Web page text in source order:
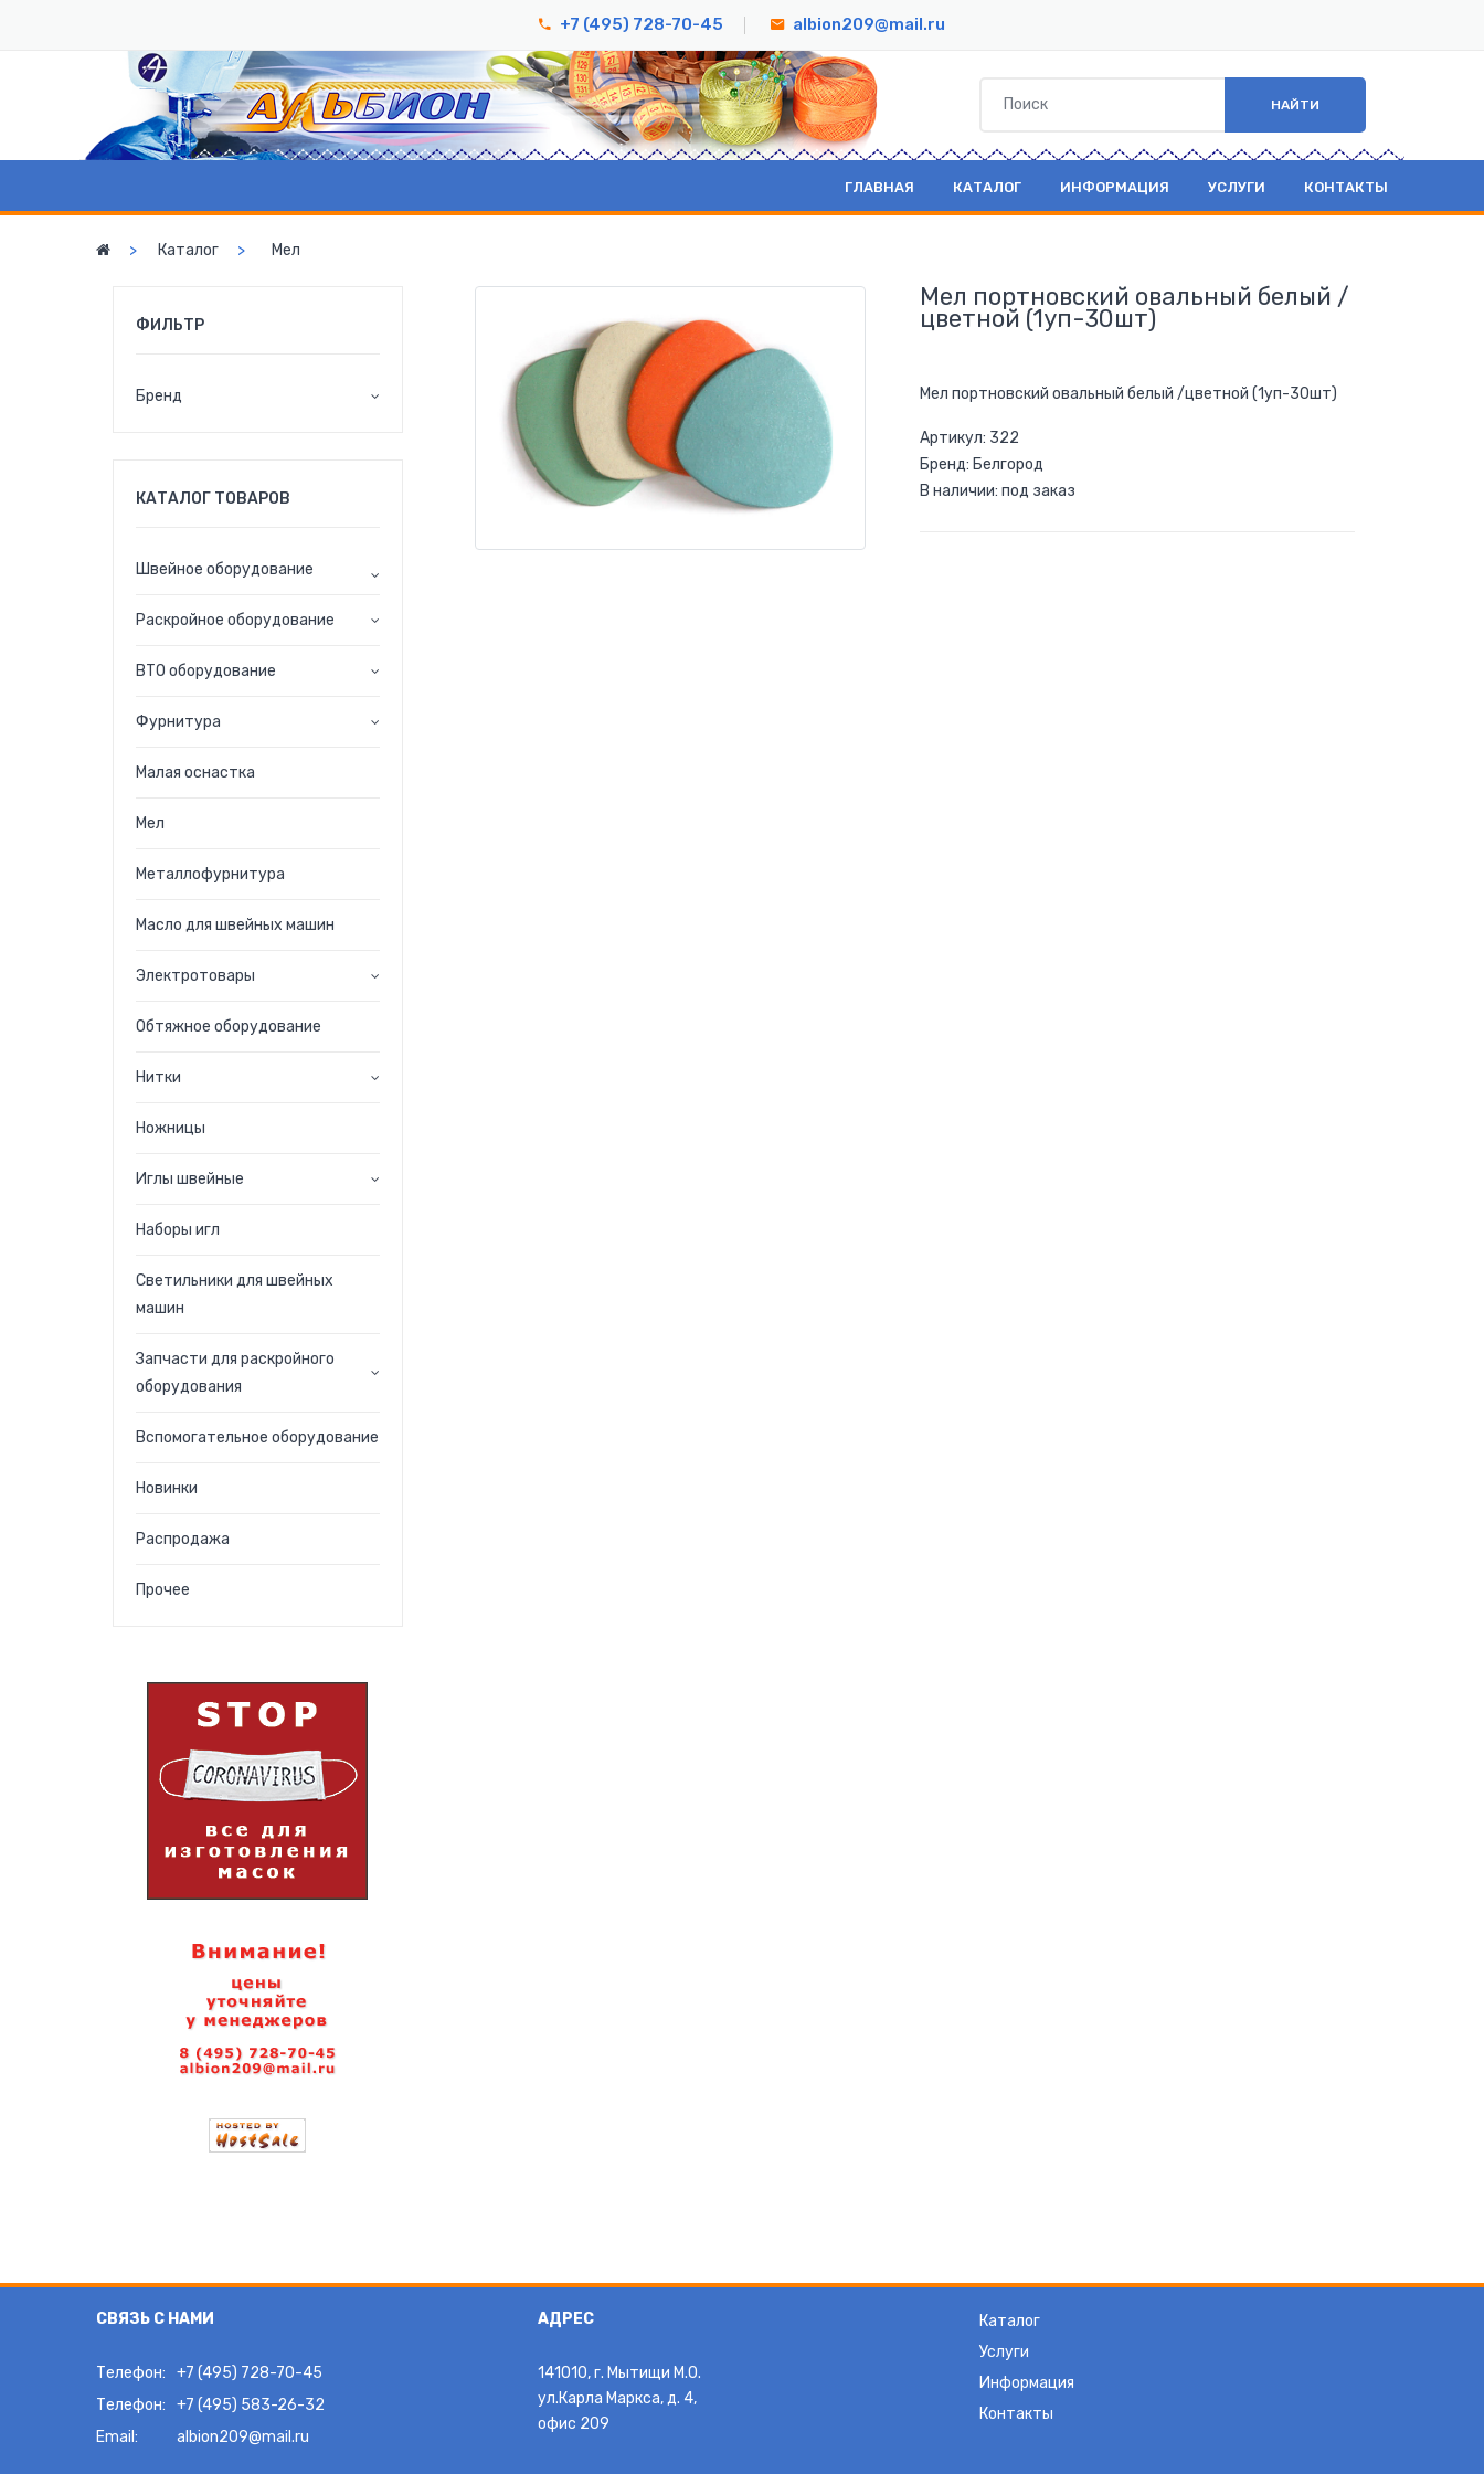
+7 (495) 728-70-45 albion209@mail.ru
НАЙТИ
ГЛАВНАЯ КАТАЛОГ ИНФОРМАЦИЯ УСЛУГИ КОНТАКТЫ
Каталог Мел
ФИЛЬТР
Бренд
КАТАЛОГ ТОВАРОВ
Швейное оборудование
Раскройное оборудование
ВТО оборудование
Фурнитура
Малая оснастка
Мел
Металлофурнитура
Масло для швейных машин
Электротовары
Обтяжное оборудование
Нитки
Ножницы
Иглы швейные
Наборы игл
Светильники для швейных
машин
Запчасти для раскройного
оборудования
Вспомогательное оборудование
Новинки
Распродажа
Прочее
Мел портновский овальный белый /
цветной (1уп-30шт)
Мел портновский овальный белый /цветной (1уп-30шт)
Артикул: 322
Бренд: Белгород
В наличии: под заказ
СВЯЗЬ С НАМИ
Телефон:
+7 (495) 728-70-45
Телефон:
+7 (495) 583-26-32
Email:
albion209@mail.ru
АДРЕС
141010, г. Мытищи М.О.
ул.Карла Маркса, д. 4,
офис 209
Каталог
Услуги
Информация
Контакты